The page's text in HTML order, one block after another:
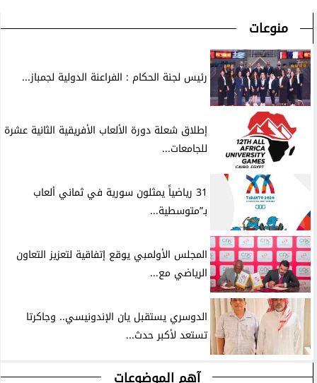
منوعات
رئيس لجنة الحكام : الفراعنة الدولية لجمباز...
إطلاق شعلة دورة الألعاب الأفريقية الثانية عشرة
للجامعات...
31 رياضياً يمثلون سورية في ثماني ألعاب
بـ”متوسطية...
المجلس الأولمبي يوقع إتفاقية لتعزيز التعاون
الرياضي مع...
الدوسري يستقبل يان الإندونيسي.. وجاكرتا
تستعد لأكبر حدث...
آهم الموضوعات